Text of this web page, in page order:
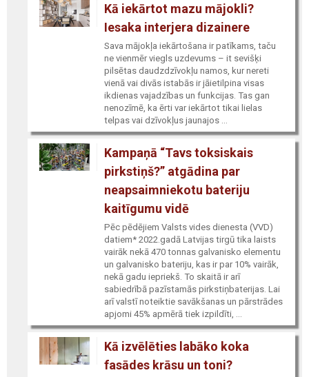
Kā iekārtot mazu mājokli?
Iesaka interjera dizainere
Sava mājokļa iekārtošana ir patīkams, taču
ne vienmēr viegls uzdevums – it sevišķi
pilsētas daudzdzīvokļu namos, kur nereti
vienā vai divās istabās ir jāietilpina visas
ikdienas vajadzības un funkcijas. Tas gan
nenozīmē, ka ērti var iekārtot tikai lielas
telpas vai dzīvokļus jaunajos ...
Kampaņā “Tavs toksiskais
pirkstiņš?” atgādina par
neapsaimniekotu bateriju
kaitīgumu vidē
Pēc pēdējiem Valsts vides dienesta (VVD)
datiem* 2022.gadā Latvijas tirgū tika laists
vairāk nekā 470 tonnas galvanisko elementu
un galvanisko bateriju, kas ir par 10% vairāk,
nekā gadu iepriekš. To skaitā ir arī
sabiedrībā pazīstamās pirkstiņbaterijas. Lai
arī valstī noteiktie savākšanas un pārstrādes
apjomi 45% apmērā tiek izpildīti, ...
Kā izvēlēties labāko koka
fasādes krāsu un toni?